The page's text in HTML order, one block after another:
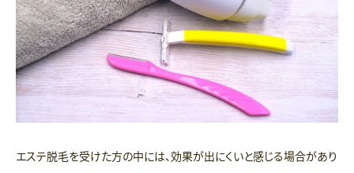
エステ脱毛を受けた方の中には、効果が出にくいと感じる場合があり